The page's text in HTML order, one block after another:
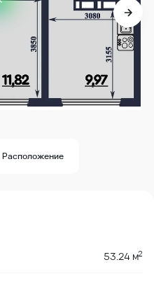
Расположение
53.24 м2